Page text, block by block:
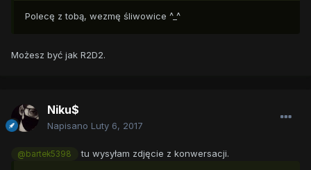
Polecę z tobą, wezmę śliwowice ^_^
Możesz być jak R2D2.
Niku$
Napisano Luty 6, 2017
@bartek5398 tu wysyłam zdjęcie z konwersacji.